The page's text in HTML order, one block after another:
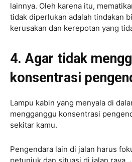
lainnya. Oleh karena itu,
tidak diperlukan adalah tindakan
kerusakan dan kerepotan yang
4. Agar tidak
konsentrasi
Lampu kabin yang menyala di
mengganggu konsentrasi
sekitar kamu.
Pengendara lain di jalan harus